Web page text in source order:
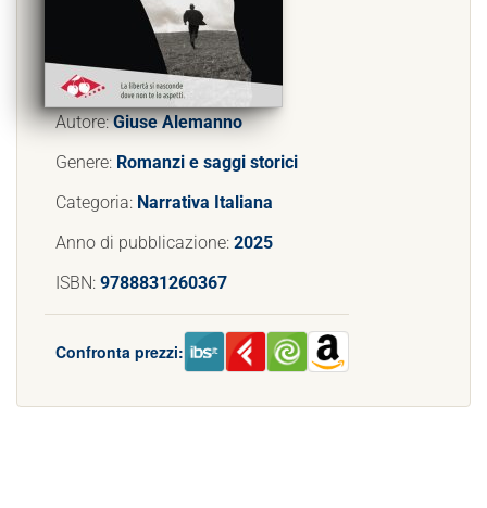
Autore:Giuse Alemanno
Genere: Romanzi e saggi storici
Categoria: Narrativa Italiana
Anno di pubblicazione: 2025
ISBN: 9788831260367
Confronta prezzi: